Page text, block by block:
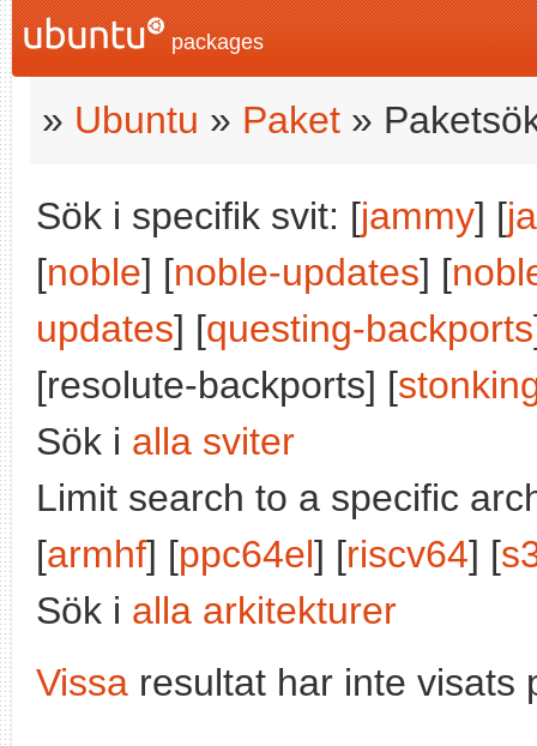
packages
» Ubuntu » Paket »
Sök i specifik svit: [jammy] [
[noble] [noble-updates] [
updates] [questing-backports
[resolute-backports] [
Sök i alla sviter
Limit search to a specific
[armhf] [ppc64el] [riscv64] [
Sök i alla arkitekturer
Vissa resultat har inte visats